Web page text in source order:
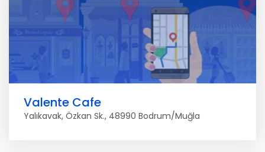
Valente Cafe
Yalıkavak, Özkan Sk., 48990 Bodrum/Muğla